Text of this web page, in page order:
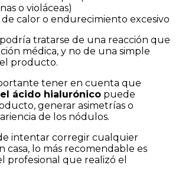
o violáceas)
de calor o endurecimiento excesivo
podría tratarse de una reacción que
médica, y no de una simple
producto.
tener en cuenta que
ácido hialurónicopuede
generar asimetrías o
de los nódulos.
intentar corregir cualquier
casa, lo más recomendable es
profesional que realizó el